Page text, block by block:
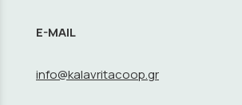
E-MAIL
info@kalavritacoop.gr